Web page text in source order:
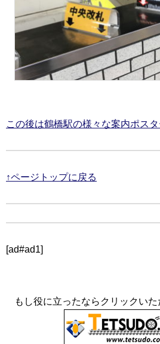
この後は鶴橋駅の様々な案内ポス
↑ページトップに戻る
[ad#ad1]
もし役に立ったならクリックい